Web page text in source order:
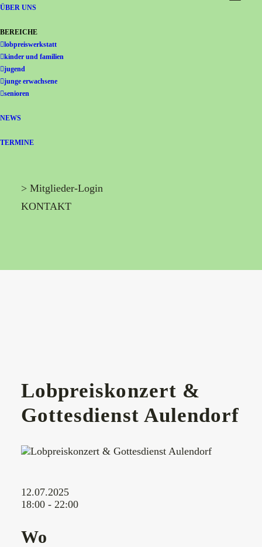
Gemeinschaft Immanuel
ÜBER UNS
BEREICHE
lobpreiswerkstatt
kinder und familien
jugend
junge erwachsene
senioren
NEWS
TERMINE
> Mitglieder-Login
KONTAKT
Lobpreiskonzert &
Gottesdienst Aulendorf
12.07.2025
18:00 - 22:00
Wo